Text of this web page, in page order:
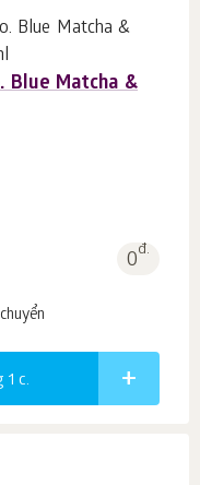
Blue Matcha &
0đ.
1 c.